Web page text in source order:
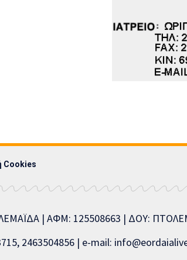
Cookies
| ΑΦΜ: 125508663 | ΔΟΥ:
2463504856 | e-mail: